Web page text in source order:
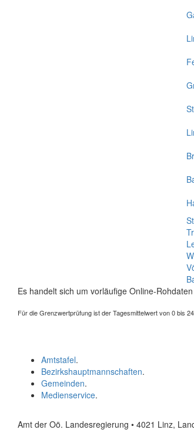
Es handelt sich um vorläufige Online-
Für die Grenzwertprüfung ist der Tagesmittelwert von 0 bis
Amtstafel.
Bezirkshauptmannschaften.
Gemeinden.
Medienservice.
Amt der Oö. Landesregierung • 4021 Linz,